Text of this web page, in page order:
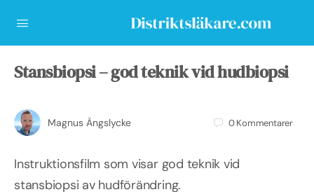
Stansbiopsi – god teknik vid hudbiopsi
Magnus Ängslycke 0Kommentarer
Instruktionsfilm som visar god teknik vid
stansbiopsi av hudförändring.